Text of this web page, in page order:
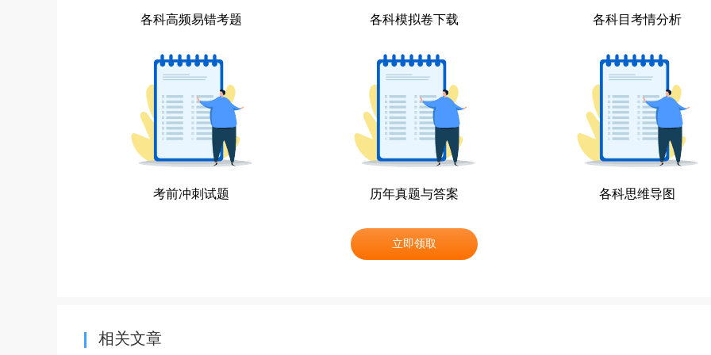
各科高频易错考题 各科模拟卷下载 各科目考情分析
考前冲刺试题 历年真题与答案 各科思维导图
立即领取
相关文章